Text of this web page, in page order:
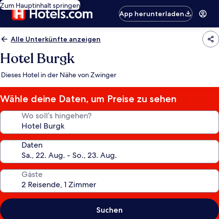
Zum Hauptinhalt springen
App herunterladen
Alle Unterkünfte anzeigen
Hotel Burgk
Dieses Hotel in der Nähe von Zwinger
Wähle deine Daten, um Preise zu sehen
Wo soll’s hingehen?
Daten
Gäste
Suchen